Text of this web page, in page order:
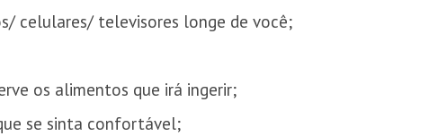
celulares/ televisores longe de você;
os alimentos que irá ingerir;
se sinta confortável;